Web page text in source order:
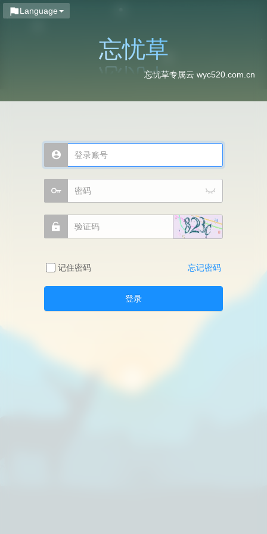
忘忧草
忘忧草专属云 wyc520.com.cn
Language
记住密码 忘记密码
登录